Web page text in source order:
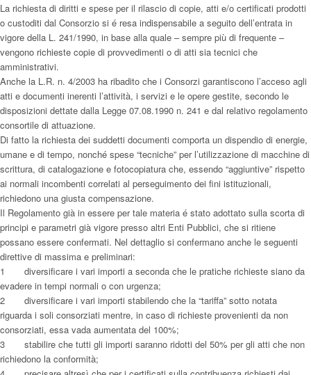
La richiesta di diritti e spese per il rilascio di copie, atti e/o certificati prodotti
o custoditi dal Consorzio si é resa indispensabile a seguito dell’entrata in
vigore della L. 241/1990, in base alla quale – sempre più di frequente –
vengono richieste copie di provvedimenti o di atti sia tecnici che
amministrativi.
Anche la L.R. n. 4/2003 ha ribadito che i Consorzi garantiscono l’acceso agli
atti e documenti inerenti l’attività, i servizi e le opere gestite, secondo le
disposizioni dettate dalla Legge 07.08.1990 n. 241 e dal relativo regolamento
consortile di attuazione.
Di fatto la richiesta dei suddetti documenti comporta un dispendio di energie,
umane e di tempo, nonché spese “tecniche” per l’utilizzazione di macchine di
scrittura, di catalogazione e fotocopiatura che, essendo “aggiuntive” rispetto
ai normali incombenti correlati al perseguimento dei fini istituzionali,
richiedono una giusta compensazione.
Il Regolamento già in essere per tale materia é stato adottato sulla scorta di
principi e parametri già vigore presso altri Enti Pubblici, che si ritiene
possano essere confermati. Nel dettaglio si confermano anche le seguenti
direttive di massima e preliminari:
1 diversificare i vari importi a seconda che le pratiche richieste siano da
evadere in tempi normali o con urgenza;
2 diversificare i vari importi stabilendo che la “tariffa” sotto notata
riguarda i soli consorziati mentre, in caso di richieste provenienti da non
consorziati, essa vada aumentata del 100%;
3 stabilire che tutti gli importi saranno ridotti del 50% per gli atti che non
richiedono la conformità;